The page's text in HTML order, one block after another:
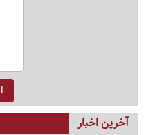
آخرین اخبار